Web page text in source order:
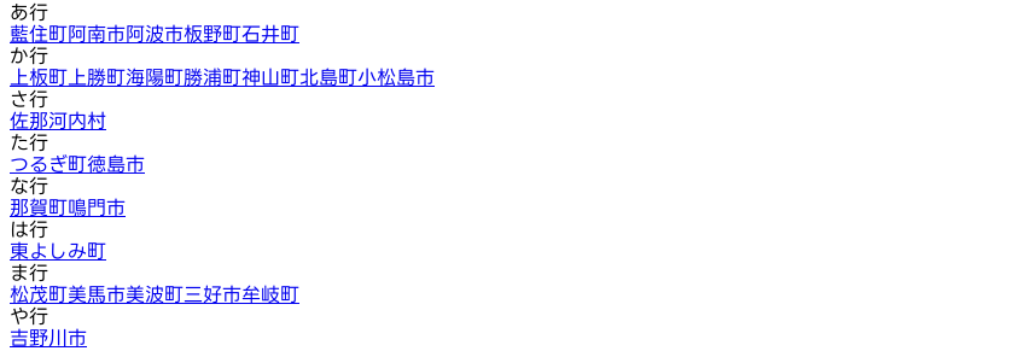
あ行
藍住町阿南市阿波市板野町石井町
か行
上板町 上勝町海陽町勝浦町神山町北島町小松島市
さ行
佐那河内村
た行
つるぎ町徳島市
な行
那賀町鳴門市
は行
東よしみ町
ま行
松茂町美馬市美波町三好市牟岐町
や行
吉野川市